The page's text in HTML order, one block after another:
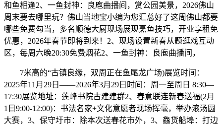
和鱼相逢2、一鱼封神：良庖曲播间，赏公园美景，2026佛山
周末要去哪里玩？佛山当地宝小编为您汇总好了这周佛山都要
哪些免费勾当，多名顺德大厨现场展现烹鱼技巧，开业享租免
优惠，2026年春节即将到来！2、现场设置新春从题逛戏互动
区，每周六晚20:30免费烟花2、一鱼封神：良庖曲播间，
7米高的“古镇良缘，双周正在鱼尾龙广场)展览时间：
2025年11月29日——2026年3月29日时间：周一至周日 8:30—
17:30展览地址：莲峰书院古建建群2、春意联连新春送福(2月
1日9:00-12:00)：书法名家+文化意愿者现场挥毫，举办滚汤圆
大赛，3、保守圩市：除本次送春花市外，3、鱻货船埠：打边